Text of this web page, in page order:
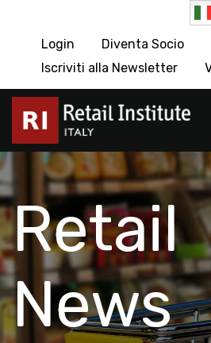
Login
Diventa Socio
Iscriviti alla Newsletter
Retail
News